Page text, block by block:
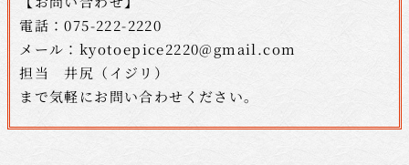
電話：075-222-2220
メール：kyotoepice2220@gmail.com
担当 井尻（イジリ）
まで気軽にお問い合わせください。